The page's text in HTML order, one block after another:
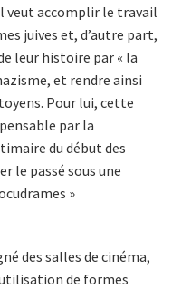
veut accomplir le travail
juives et, d’autre part,
leur histoire par « la
et rendre ainsi
Pour lui, cette
par la
du début des
le passé sous une
»
des salles de cinéma,
de formes